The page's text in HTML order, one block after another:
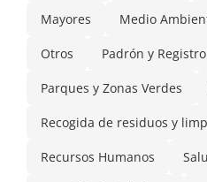
Mayores Medio
Otros Padrón y
Parques y Zonas Verdes
Recogida de residuos y
Recursos Humanos